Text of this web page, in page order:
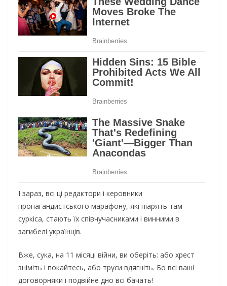
І зараз, всі ці редактори і керовники
пропагандистського марафону, які піарять там
суркіса, стають їх співчучасниками і винними в
загибелі українців.
Вже, сука, на 11 місяці війни, ви оберіть: або хрест
зніміть і покайтесь, або труси вдягніть. Бо всі ваші
договорняки і подвійне дно всі бачать!